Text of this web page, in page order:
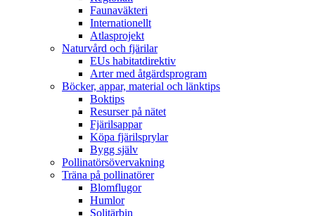
Faunaväkteri
Internationellt
Atlasprojekt
Naturvård och fjärilar
EUs habitatdirektiv
Arter med åtgärdsprogram
Böcker, appar, material och länktips
Boktips
Resurser på nätet
Fjärilsappar
Köpa fjärilsprylar
Bygg själv
Pollinatörsövervakning
Träna på pollinatörer
Blomflugor
Humlor
Solitärbin